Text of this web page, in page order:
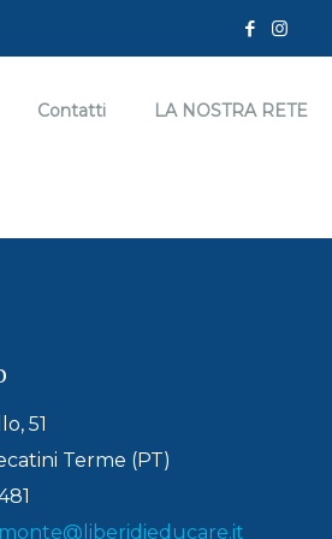
Contatti LA NOSTRA RETE
51
Terme (PT)